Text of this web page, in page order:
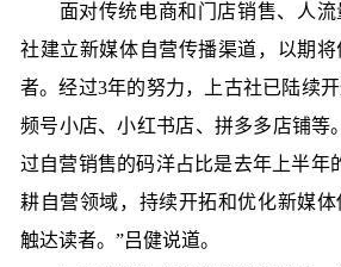
面对传统电商和门店销售、人流
社建立新媒体自营传播渠道，以期
者。经过3年的努力，上古社已陆续
频号小店、小红书店、拼多多店铺等
过自营销售的码洋占比是去年上半年
耕自营领域，持续开拓和优化新媒
触达读者。”吕健说道。